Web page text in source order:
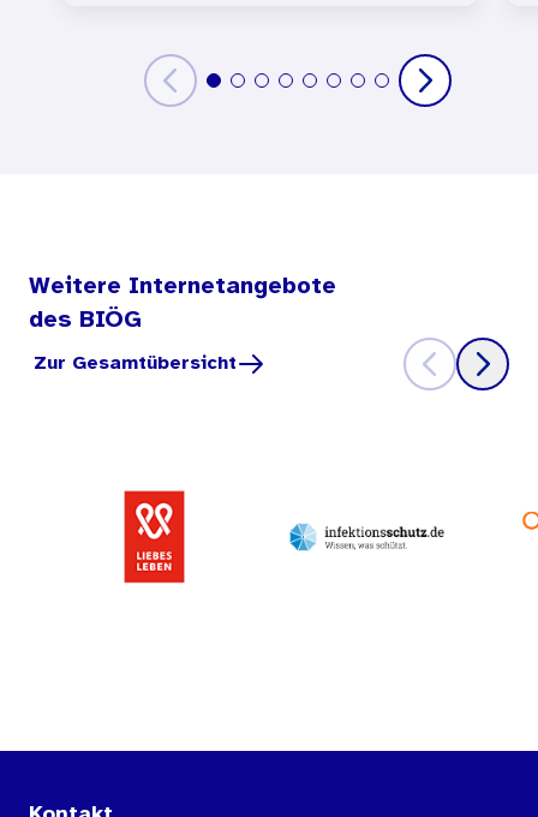
Weitere Internetangebote
des BIÖG
Zur Gesamtübersicht